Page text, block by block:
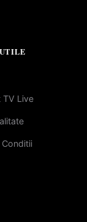
TV Live
Conditii